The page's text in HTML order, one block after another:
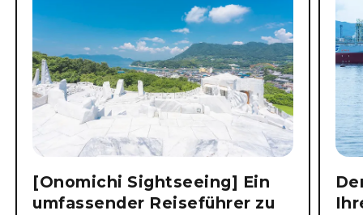
[Onomichi Sightseeing] Ein
umfassender Reiseführer zu